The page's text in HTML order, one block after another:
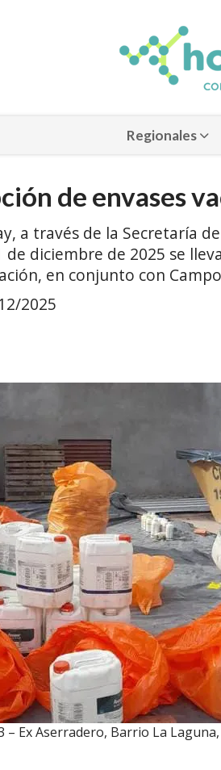
Regionales
de envases
a través de la Secretaría
diciembre de 2025 se
en conjunto con
2025
– Ex Aserradero, Barrio La